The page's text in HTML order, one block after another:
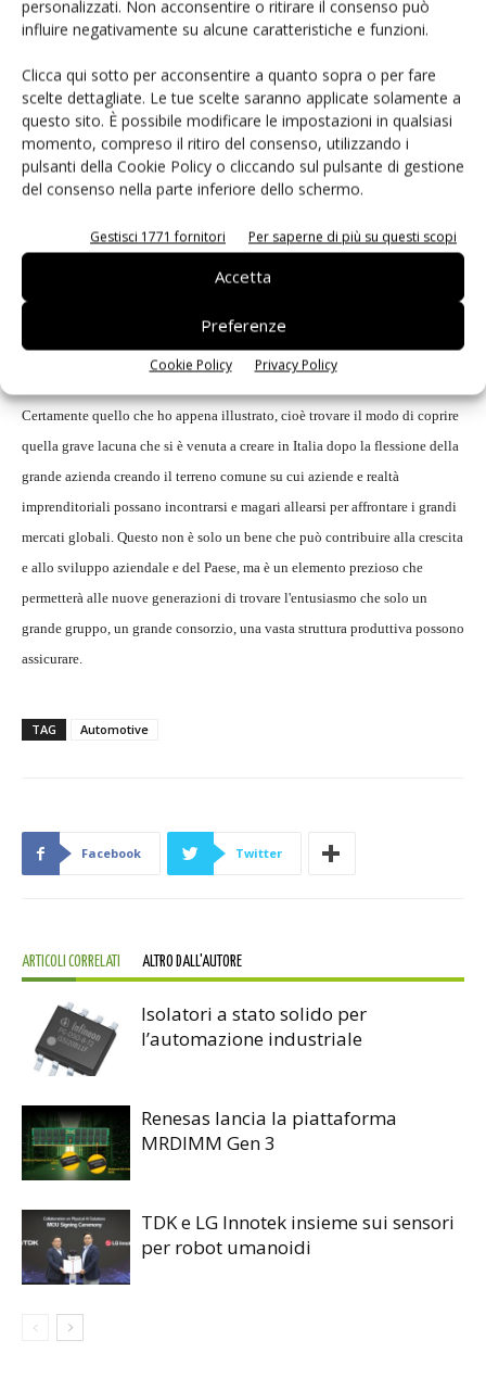
personalizzati. Non acconsentire o ritirare il consenso può
influire negativamente su alcune caratteristiche e funzioni.
Clicca qui sotto per acconsentire a quanto sopra o per fare
scelte dettagliate. Le tue scelte saranno applicate solamente a
questo sito. È possibile modificare le impostazioni in qualsiasi
momento, compreso il ritiro del consenso, utilizzando i
pulsanti della Cookie Policy o cliccando sul pulsante di gestione
del consenso nella parte inferiore dello schermo.
Gestisci 1771 fornitori Per saperne di più su questi scopi
Accetta
Preferenze
Cookie Policy Privacy Policy
grande industria. Secondo la mia prospettiva di visione, il
futuro potrà essere affrontato solo tenendo conto del
mondo in cui viviamo, che è dominato da un'economia
globale. Solo l'unione, il gruppo, il consorzio permetteranno
dunque la sopravvivenza in una situazione di questo tipo,
dove le grandi aziende lavoreranno per creare la filiera,
mentre le medie e piccole realtà troveranno insieme nuovi
consorzio, dell'associazione nasce in me proprio da una
convinzione di questo tipo.
Come presidente dell'Associazione Nazionale Componenti Elettronici di
ANIE, qual è dunque il progetto principale che lei e il gruppo che
Certamente quello che ho appena illustrato, cioè trovare il modo di coprire
quella grave lacuna che si è venuta a creare in Italia dopo la flessione della
grande azienda creando il terreno comune su cui aziende e realtà
imprenditoriali possano incontrarsi e magari allearsi per affrontare i grandi
mercati globali. Questo non è solo un bene che può contribuire alla crescita
e allo sviluppo aziendale e del Paese, ma è un elemento prezioso che
permetterà alle nuove generazioni di trovare l'entusiasmo che solo un
grande gruppo, un grande consorzio, una vasta struttura produttiva possono
assicurare.
TAG Automotive
Facebook Twitter
ARTICOLI CORRELATI ALTRO DALL'AUTORE
Isolatori a stato solido per
l’automazione industriale
Renesas lancia la piattaforma
MRDIMM Gen 3
TDK e LG Innotek insieme sui sensori
per robot umanoidi